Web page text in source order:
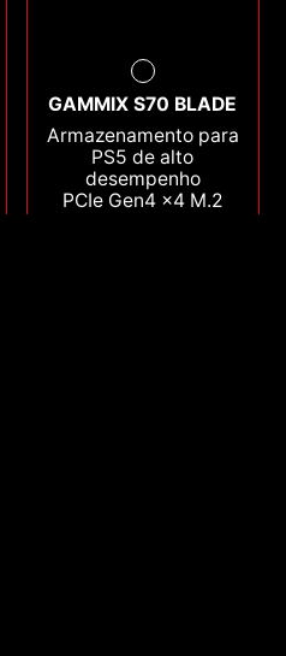
GAMMIX S70 BLADE
Armazenamento para
PS5 de alto
desempenho
PCIe Gen4 x4 M.2